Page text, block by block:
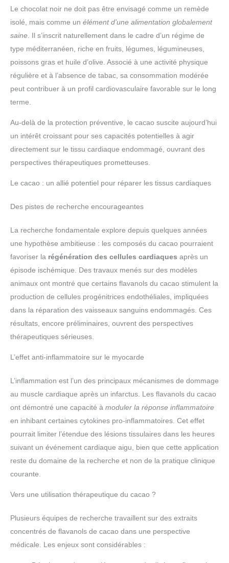
Le chocolat noir ne doit pas être envisagé comme un remède
isolé, mais comme un élément d’une alimentation globalement
saine . Il s’inscrit naturellement dans le cadre d’un régime de
type méditerranéen, riche en fruits, légumes, légumineuses,
poissons gras et huile d’olive. Associé à une activité physique
régulière et à l’absence de tabac, sa consommation modérée
peut contribuer à un profil cardiovasculaire favorable sur le long
terme.
Au-delà de la protection préventive, le cacao suscite aujourd’hui
un intérêt croissant pour ses capacités potentielles à agir
directement sur le tissu cardiaque endommagé, ouvrant des
perspectives thérapeutiques prometteuses.
Le cacao : un allié potentiel pour réparer les tissus cardiaques
Des pistes de recherche encourageantes
La recherche fondamentale explore depuis quelques années
une hypothèse ambitieuse : les composés du cacao pourraient
favoriser la régénération des cellules cardiaques après un
épisode ischémique. Des travaux menés sur des modèles
animaux ont montré que certains flavanols du cacao stimulent la
production de cellules progénitrices endothéliales, impliquées
dans la réparation des vaisseaux sanguins endommagés. Ces
résultats, encore préliminaires, ouvrent des perspectives
thérapeutiques sérieuses.
L’effet anti-inflammatoire sur le myocarde
L’inflammation est l’un des principaux mécanismes de dommage
au muscle cardiaque après un infarctus. Les flavanols du cacao
ont démontré une capacité à moduler la réponse inflammatoire
en inhibant certaines cytokines pro-inflammatoires. Cet effet
pourrait limiter l’étendue des lésions tissulaires dans les heures
suivant un événement cardiaque aigu, bien que cette application
reste du domaine de la recherche et non de la pratique clinique
courante.
Vers une utilisation thérapeutique du cacao ?
Plusieurs équipes de recherche travaillent sur des extraits
concentrés de flavanols de cacao dans une perspective
médicale. Les enjeux sont considérables :